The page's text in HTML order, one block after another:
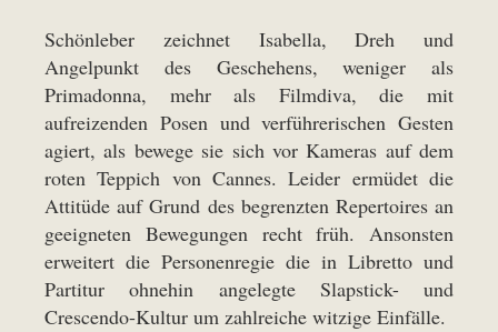
Schönleber zeichnet Isabella, Dreh und
Angelpunkt des Geschehens, weniger als
Primadonna, mehr als Filmdiva, die mit
aufreizenden Posen und verführerischen Gesten
agiert, als bewege sie sich vor Kameras auf dem
roten Teppich von Cannes. Leider ermüdet die
Attitüde auf Grund des begrenzten Repertoires an
geeigneten Bewegungen recht früh. Ansonsten
erweitert die Personenregie die in Libretto und
Partitur ohnehin angelegte Slapstick- und
Crescendo-Kultur um zahlreiche witzige Einfälle.